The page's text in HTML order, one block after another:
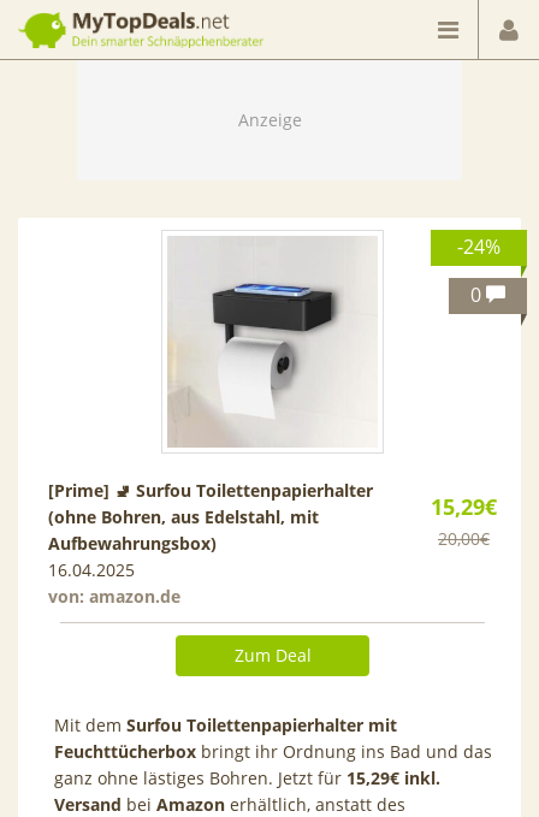
Dein smarter Schnäppchenberater
-24%
0
15,29€
20,00€
[Prime] 🚽 Surfou Toilettenpapierhalter
(ohne Bohren, aus Edelstahl, mit
Aufbewahrungsbox)
16.04.2025
von: amazon.de
Zum Deal
Mit dem Surfou Toilettenpapierhalter mit
Feuchttücherbox bringt ihr Ordnung ins Bad und das
ganz ohne lästiges Bohren. Jetzt für 15,29€ inkl.
Versand bei Amazon erhältlich, anstatt des